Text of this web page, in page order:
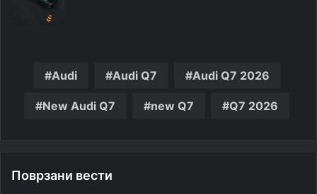
Audi Audi Q7 Audi Q7 2026
New Audi Q7 new Q7 Q7 2026
Поврзани вести